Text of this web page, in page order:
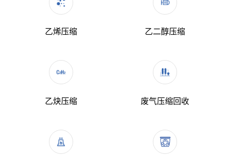
乙烯压缩 乙二醇压缩
乙炔压缩 废气压缩回收